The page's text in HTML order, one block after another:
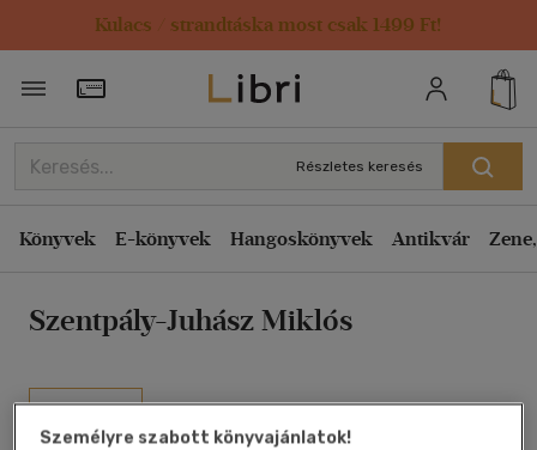
Kulacs / strandtáska most csak 1499 Ft!
Törzsvásárlói Kártya adatai
Részletes keresés
Könyvek E-könyvek Hangoskönyvek Antikvár
Szentpály-Juhász Miklós
Művei
Rendezés
Kiadás éve szerint csökkenő
Ár szerint csökkenő
Eladott darabszám szerint csökkenő
Cím szerint A-Z
Szerző szerint A-Z
Személyre szabott könyvajánlatok!